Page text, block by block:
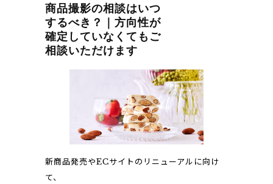
商品撮影の相談はいつ
するべき？｜方向性が
確定していなくてもご
相談いただけます
新商品発売やECサイトのリニューアルに向け
て、